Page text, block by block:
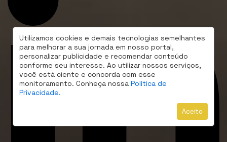
Utilizamos cookies e demais tecnologias semelhantes
para melhorar a sua jornada em nosso portal,
personalizar publicidade e recomendar conteúdo
conforme seu interesse. Ao utilizar nossos serviços,
você está ciente e concorda com esse
monitoramento. Conheça nossa Política de
Privacidade.
Aceito